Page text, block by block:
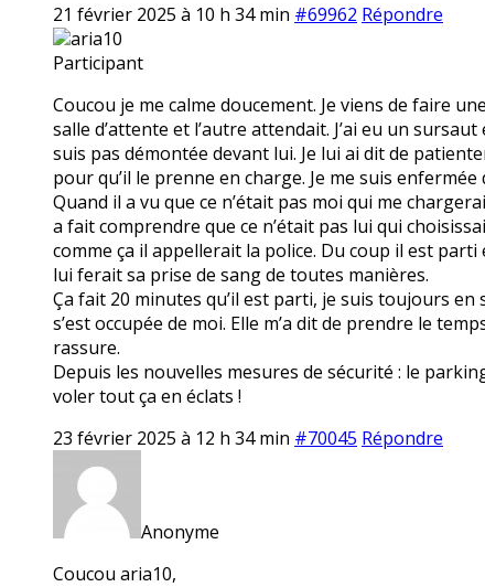
21 février 2025 à 10 h 34 min #69962 Répondre
aria10
Participant
Coucou je me calme doucement. Je viens de faire
salle d’attente et l’autre attendait. J’ai eu un
suis pas démontée devant lui. Je lui ai dit de
pour qu’il le prenne en charge. Je me suis
Quand il a vu que ce n’était pas moi qui me
a fait comprendre que ce n’était pas lui qui
comme ça il appellerait la police. Du coup il est
lui ferait sa prise de sang de toutes manières.
Ça fait 20 minutes qu’il est parti, je suis toujours en
s’est occupée de moi. Elle m’a dit de prendre le
rassure.
Depuis les nouvelles mesures de sécurité : le
voler tout ça en éclats !
23 février 2025 à 12 h 34 min #70045 Répondre
Anonyme
Coucou aria10,